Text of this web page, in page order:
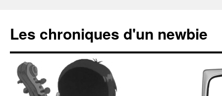
Les chroniques d'un newbie